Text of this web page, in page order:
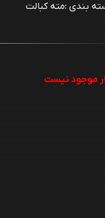
بندی :مته کبالت
موجود نیست